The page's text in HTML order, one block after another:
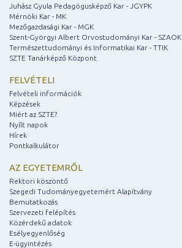
Juhász Gyula Pedagógusképző Kar - JGYPK
Mérnöki Kar - MK
Mezőgazdasági Kar - MGK
Szent-Györgyi Albert Orvostudományi Kar - SZAOK
Természettudományi és Informatikai Kar - TTIK
SZTE Tanárképző Központ
FELVÉTELI
Felvételi információk
Képzések
Miért az SZTE?
Nyílt napok
Hírek
Pontkalkulátor
AZ EGYETEMRŐL
Rektori köszöntő
Szegedi Tudományegyetemért Alapítvány
Bemutatkozás
Szervezeti felépítés
Közérdekű adatok
Esélyegyenlőség
E-ügyintézés